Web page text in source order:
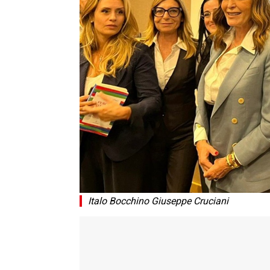
Italo Bocchino Giuseppe Cruciani